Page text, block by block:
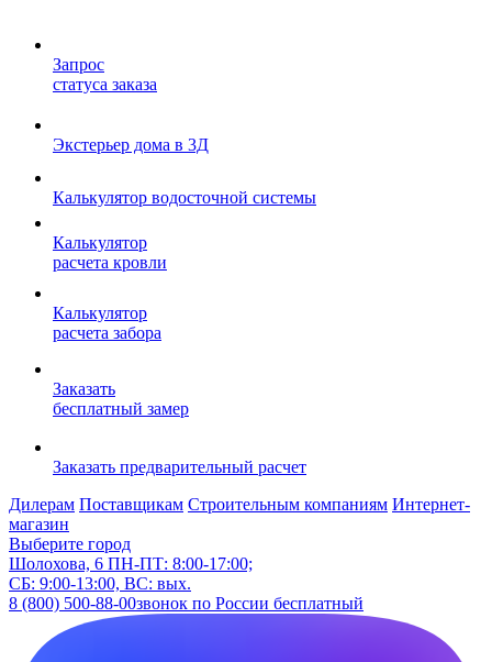
Запрос
статуса заказа
Экстерьер дома в 3Д
Калькулятор водосточной системы
Калькулятор
расчета кровли
Калькулятор
расчета забора
Заказать
бесплатный замер
Заказать предварительный расчет
Дилерам Поставщикам Строительным компаниям Интернет-
магазин
Выберите город
Шолохова, 6 ПН-ПТ: 8:00-17:00;
СБ: 9:00-13:00, ВС: вых.
8 (800) 500-88-00звонок по России бесплатный